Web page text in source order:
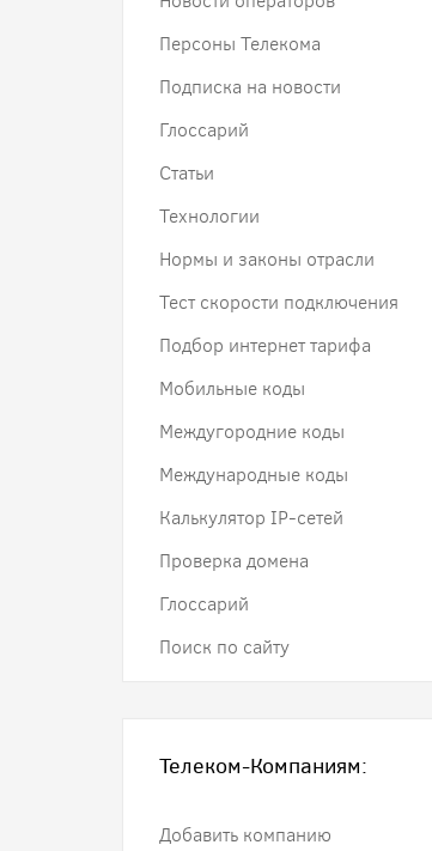
Персоны Телекома
Подписка на новости
Глоссарий
Статьи
Технологии
Нормы и законы отрасли
Тест скорости подключения
Подбор интернет тарифа
Мобильные коды
Междугородние коды
Международные коды
Калькулятор IP-сетей
Проверка домена
Глоссарий
Поиск по сайту
Телеком-Компаниям:
Добавить компанию